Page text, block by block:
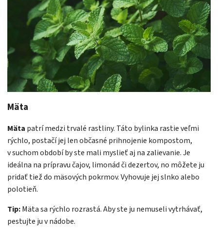
Mäta
Mäta patrí medzi trvalé rastliny. Táto bylinka rastie veľmi
rýchlo, postačí jej len občasné prihnojenie kompostom,
v suchom období by ste mali myslieť aj na zalievanie. Je
ideálna na prípravu čajov, limonád či dezertov, no môžete ju
pridať tiež do mäsových pokrmov. Vyhovuje jej slnko alebo
polotieň.
Tip:Mäta sa rýchlo rozrastá. Aby ste ju nemuseli vytrhávať,
pestujte ju v nádobe.